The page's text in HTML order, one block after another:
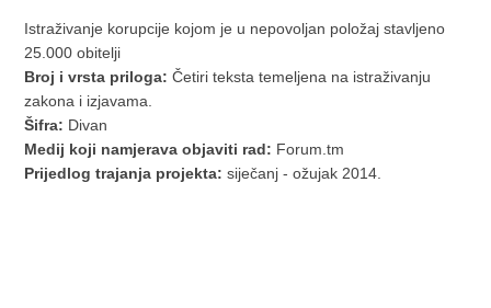
Istraživanje korupcije kojom je u nepovoljan položaj stavljeno
25.000 obitelji
Broj i vrsta priloga: Četiri teksta temeljena na istraživanju
zakona i izjavama.
Šifra: Divan
Medij koji namjerava objaviti rad: Forum.tm
Prijedlog trajanja projekta: siječanj - ožujak 2014.